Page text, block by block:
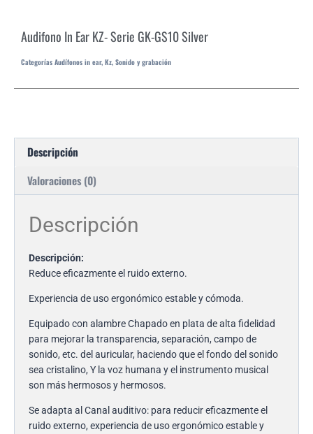
Audifono In Ear KZ- Serie GK-GS10 Silver
Categorías Audífonos in ear, Kz, Sonido y grabación
Descripción
Valoraciones (0)
Descripción
Descripción:
Reduce eficazmente el ruido externo.
Experiencia de uso ergonómico estable y cómoda.
Equipado con alambre Chapado en plata de alta fidelidad
para mejorar la transparencia, separación, campo de
sonido, etc. del auricular, haciendo que el fondo del sonido
sea cristalino, Y la voz humana y el instrumento musical
son más hermosos y hermosos.
Se adapta al Canal auditivo: para reducir eficazmente el
ruido externo, experiencia de uso ergonómico estable y